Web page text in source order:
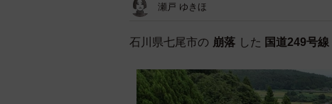
瀬戸 ゆきほ
石川県七尾市の 崩落 した 国道249号線